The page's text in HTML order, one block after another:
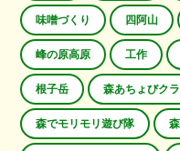
味噌づくり 四阿山
峰の原高原 工作
根子岳 森あちょびク
森でモリモリ遊び隊